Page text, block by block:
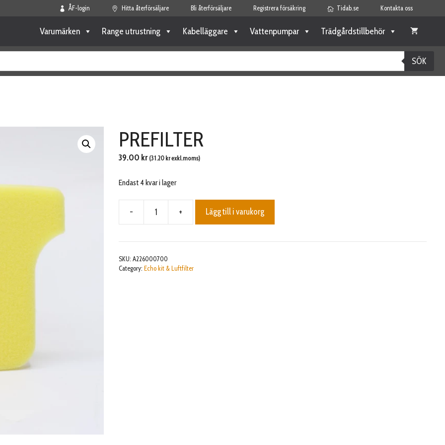
ÅF-login Hitta återförsäljare Bli återförsäljare Registrera försäkring Tidab.se Kontakta oss
Varumärken Range utrustning Kabelläggare Vattenpumpar Trädgårdstillbehör
SÖK
PREFILTER
39.00 kr (31.20 krexkl.moms)
Endast 4 kvar i lager
- + Lägg till i varukorg
SKU: A226000700
Category: Echo kit & Luftfilter